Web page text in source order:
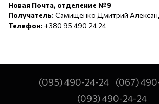
Новая Почта, отделение №9
Получатель: Самищенко Дмитрий
Телефон: +380 95 490 24 24
(095) 490-24-24
(067)
(093) 490-24-24